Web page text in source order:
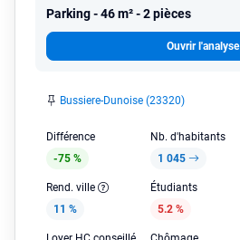
Parking 46 m² - 2 pièces
Ouvrir l'analyse
Bussiere-Dunoise (23320)
Différence
-75 %
Nb. d'habitants
1 045
Rend. ville
11 %
Étudiants
5.2 %